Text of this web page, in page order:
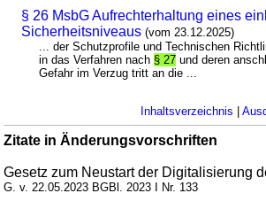
§ 26 MsbG Aufrechterhaltung eines
Sicherheitsniveaus (vom 23.12.2025)
... der Schutzprofile und Technischen
in das Verfahren nach § 27 und deren
Gefahr im Verzug tritt an die ...
Inhaltsverzeichnis |
Zitate in Änderungsvorschriften
Gesetz zum Neustart der Digitalisierung
G. v. 22.05.2023 BGBl. 2023 I Nr. 133